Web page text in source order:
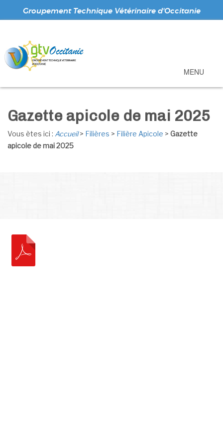
Groupement Technique Vétérinaire d'Occitanie
MENU
Gazette apicole de mai 2025
Vous ètes ici : Accueil> Filières > Filière Apicole > Gazette
apicole de mai 2025